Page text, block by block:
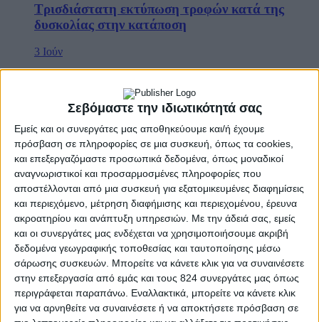
Σεβόμαστε την ιδιωτικότητά σας
Εμείς και οι συνεργάτες μας αποθηκεύουμε και/ή έχουμε
πρόσβαση σε πληροφορίες σε μια συσκευή, όπως τα cookies,
και επεξεργαζόμαστε προσωπικά δεδομένα, όπως μοναδικοί
αναγνωριστικοί και προσαρμοσμένες πληροφορίες που
αποστέλλονται από μια συσκευή για εξατομικευμένες διαφημίσεις
και περιεχόμενο, μέτρηση διαφήμισης και περιεχομένου, έρευνα
ακροατηρίου και ανάπτυξη υπηρεσιών. Με την άδειά σας, εμείς
και οι συνεργάτες μας ενδέχεται να χρησιμοποιήσουμε ακριβή
δεδομένα γεωγραφικής τοποθεσίας και ταυτοποίησης μέσω
σάρωσης συσκευών. Μπορείτε να κάνετε κλικ για να συναινέσετε
στην επεξεργασία από εμάς και τους 824 συνεργάτες μας όπως
περιγράφεται παραπάνω. Εναλλακτικά, μπορείτε να κάνετε κλικ
για να αρνηθείτε να συναινέσετε ή να αποκτήσετε πρόσβαση σε
Τρισδιάστατη εκτύπωση τροφών κατά της
δυσκολίας στην κατάποση
3 Ιούν